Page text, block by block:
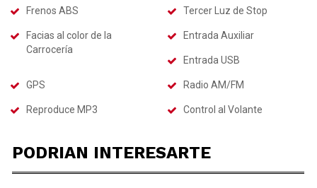
Frenos ABS Tercer Luz de Stop
Facias al color de la
Carrocería
Entrada Auxiliar
Entrada USB
GPS Radio AM/FM
Reproduce MP3 Control al Volante
PODRIAN INTERESARTE